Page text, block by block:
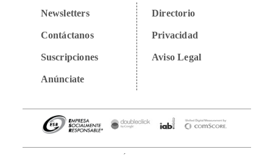
Newsletters
Contáctanos
Suscripciones
Anúnciate
Directorio
Privacidad
Aviso Legal